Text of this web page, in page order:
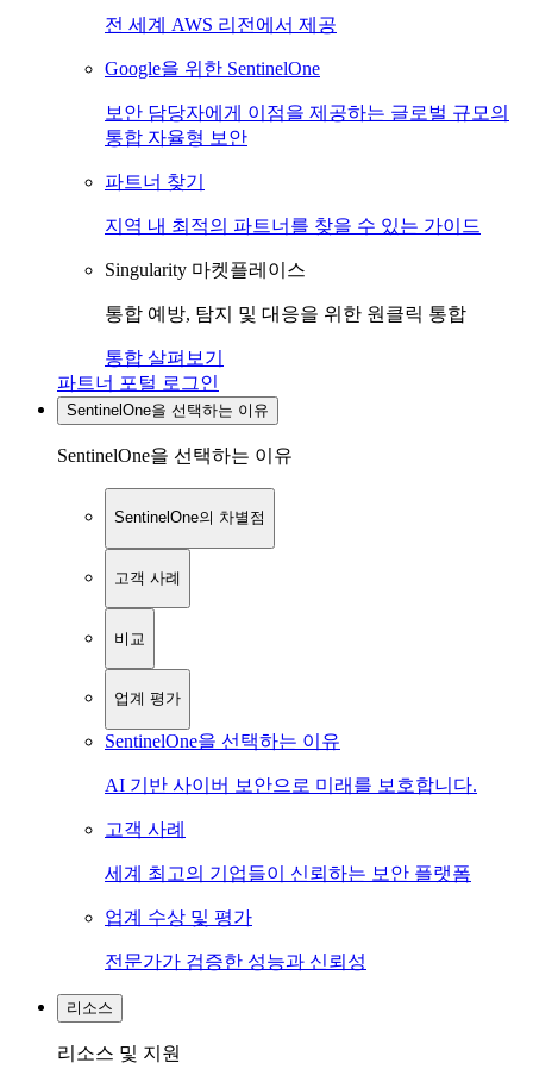
전 세계 AWS 리전에서 제공
Google을 위한 SentinelOne
보안 담당자에게 이점을 제공하는 글로벌 규모의
통합 자율형 보안
파트너 찾기
지역 내 최적의 파트너를 찾을 수 있는 가이드
Singularity 마켓플레이스
통합 예방, 탐지 및 대응을 위한 원클릭 통합
통합 살펴보기
파트너 포털 로그인
SentinelOne을 선택하는 이유
SentinelOne을 선택하는 이유
SentinelOne의 차별점
고객 사례
비교
업계 평가
SentinelOne을 선택하는 이유
AI 기반 사이버 보안으로 미래를 보호합니다.
고객 사례
세계 최고의 기업들이 신뢰하는 보안 플랫폼
업계 수상 및 평가
전문가가 검증한 성능과 신뢰성
리소스
리소스 및 지원